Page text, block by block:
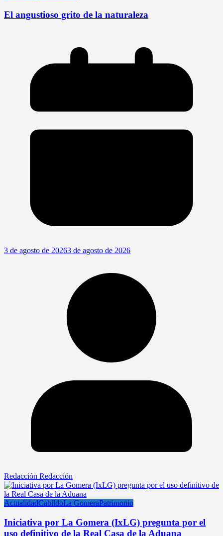
El angustioso grito de la naturaleza
3 de agosto de 20263 de agosto de 2026
Redacción Redacción
ActualidadCabildoLa GomeraPatrimonio
Iniciativa por La Gomera (IxLG) pregunta por el
uso definitivo de la Real Casa de la Aduana